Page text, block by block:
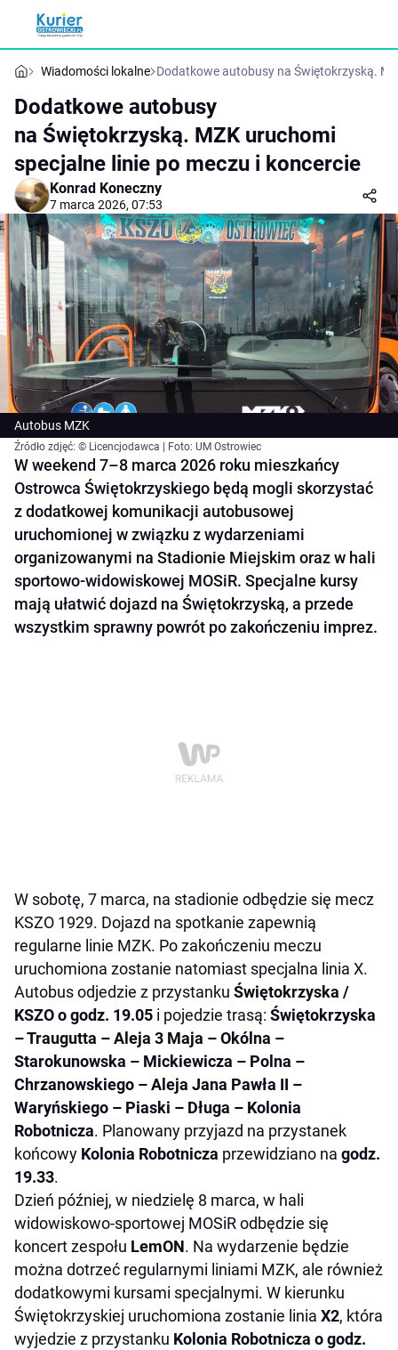
Wiadomości lokalne Dodatkowe autobusy na Świętokrzyską.
Dodatkowe autobusy
na Świętokrzyską. MZK uruchomi
specjalne linie po meczu i koncercie
Konrad Koneczny
7 marca 2026, 07:53
Autobus MZK
Źródło zdjęć: © Licencjodawca | Foto: UM Ostrowiec
W weekend 7–8 marca 2026 roku mieszkańcy
Ostrowca Świętokrzyskiego będą mogli skorzystać
z dodatkowej komunikacji autobusowej
uruchomionej w związku z wydarzeniami
organizowanymi na Stadionie Miejskim oraz w hali
sportowo-widowiskowej MOSiR. Specjalne kursy
mają ułatwić dojazd na Świętokrzyską, a przede
wszystkim sprawny powrót po zakończeniu imprez.
W sobotę, 7 marca, na stadionie odbędzie się mecz
KSZO 1929. Dojazd na spotkanie zapewnią
regularne linie MZK. Po zakończeniu meczu
uruchomiona zostanie natomiast specjalna linia X.
Autobus odjedzie z przystanku Świętokrzyska /
KSZO o godz. 19.05 i pojedzie trasą: Świętokrzyska
– Traugutta – Aleja 3 Maja – Okólna –
Starokunowska – Mickiewicza – Polna –
Chrzanowskiego – Aleja Jana Pawła II –
Waryńskiego – Piaski – Długa – Kolonia
Robotnicza. Planowany przyjazd na przystanek
końcowy Kolonia Robotnicza przewidziano na godz.
19.33.
Dzień później, w niedzielę 8 marca, w hali
widowiskowo-sportowej MOSiR odbędzie się
koncert zespołu LemON. Na wydarzenie będzie
można dotrzeć regularnymi liniami MZK, ale również
dodatkowymi kursami specjalnymi. W kierunku
Świętokrzyskiej uruchomiona zostanie linia X2, która
wyjedzie z przystanku Kolonia Robotnicza o godz.